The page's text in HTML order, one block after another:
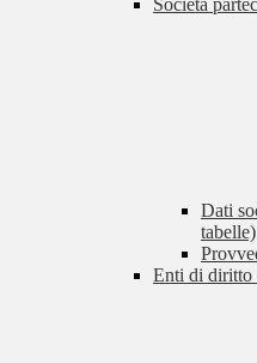
Società
Dati
tabelle)
Enti di diritto